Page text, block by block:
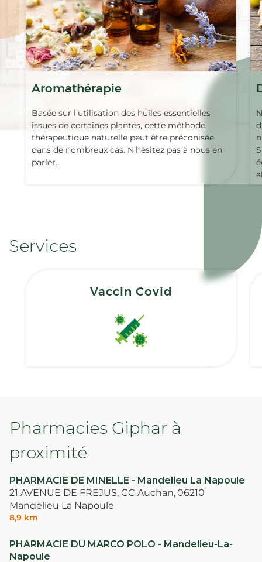
Aromathérapie
Basée sur l'utilisation des huiles essentielles
issues de certaines plantes, cette méthode
thérapeutique naturelle peut être préconisée
dans de nombreux cas. N'hésitez pas à nous en
parler.
Services
Vaccin Covid
Pharmacies Giphar à
proximité
PHARMACIE DE MINELLE - Mandelieu La Napoule
21 AVENUE DE FREJUS, CC Auchan,06210
Mandelieu La Napoule
8,9 km
PHARMACIE DU MARCO POLO - Mandelieu-La-
Napoule